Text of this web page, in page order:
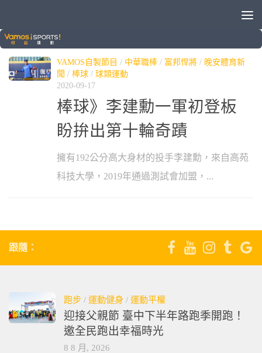
標籤：李建勳
VAMOS自製節目 / 中華職棒 / 富邦悍將 / 晚安體育新
聞 / 棒球 / 球類運動
2020-09-17
棒球》李建勳一軍初登板
盼拚出第十輪奇蹟
擁有192公分高大身材的投手李建勳，來自高苑
科技大學，2019年通過測試會加盟，...
跟隨：
跑步 / 運動健身 / 運動平權
迎接父親節 臺中下半年路跑季開跑！
邀全民跑出幸福時光
8 8 月, 2026